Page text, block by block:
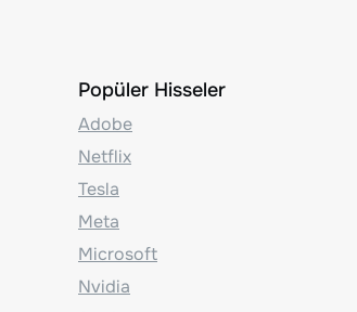
Popüler Hisseler
Adobe
Netflix
Tesla
Meta
Microsoft
Nvidia